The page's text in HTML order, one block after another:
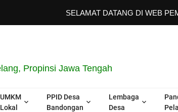
SELAMAT DATANG DI WEB
Propinsi Jawa Tengah
UMKM
Lokal
PPID Desa
Bandongan
Lembaga
Desa